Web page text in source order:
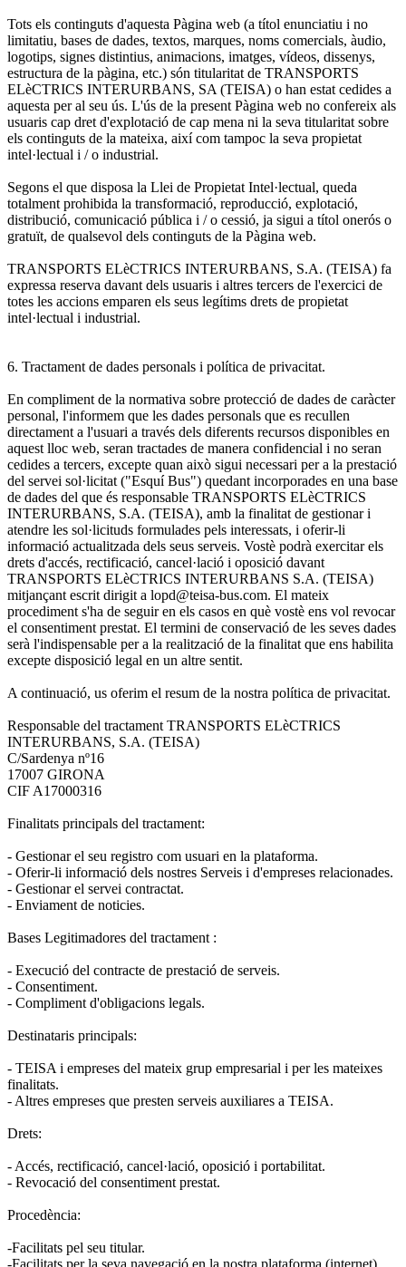
Tots els continguts d'aquesta Pàgina web (a títol enunciatiu i no
limitatiu, bases de dades, textos, marques, noms comercials, àudio,
logotips, signes distintius, animacions, imatges, vídeos, dissenys,
estructura de la pàgina, etc.) són titularitat de TRANSPORTS
ELèCTRICS INTERURBANS, SA (TEISA) o han estat cedides a
aquesta per al seu ús. L'ús de la present Pàgina web no confereix als
usuaris cap dret d'explotació de cap mena ni la seva titularitat sobre
els continguts de la mateixa, així com tampoc la seva propietat
intel·lectual i / o industrial.
Segons el que disposa la Llei de Propietat Intel·lectual, queda
totalment prohibida la transformació, reproducció, explotació,
distribució, comunicació pública i / o cessió, ja sigui a títol onerós o
gratuït, de qualsevol dels continguts de la Pàgina web.
TRANSPORTS ELèCTRICS INTERURBANS, S.A. (TEISA) fa
expressa reserva davant dels usuaris i altres tercers de l'exercici de
totes les accions emparen els seus legítims drets de propietat
intel·lectual i industrial.
6. Tractament de dades personals i política de privacitat.
En compliment de la normativa sobre protecció de dades de caràcter
personal, l'informem que les dades personals que es recullen
directament a l'usuari a través dels diferents recursos disponibles en
aquest lloc web, seran tractades de manera confidencial i no seran
cedides a tercers, excepte quan això sigui necessari per a la prestació
del servei sol·licitat ("Esquí Bus") quedant incorporades en una base
de dades del que és responsable TRANSPORTS ELèCTRICS
INTERURBANS, S.A. (TEISA), amb la finalitat de gestionar i
atendre les sol·licituds formulades pels interessats, i oferir-li
informació actualitzada dels seus serveis. Vostè podrà exercitar els
drets d'accés, rectificació, cancel·lació i oposició davant
TRANSPORTS ELèCTRICS INTERURBANS S.A. (TEISA)
mitjançant escrit dirigit a lopd@teisa-bus.com. El mateix
procediment s'ha de seguir en els casos en què vostè ens vol revocar
el consentiment prestat. El termini de conservació de les seves dades
serà l'indispensable per a la realització de la finalitat que ens habilita
excepte disposició legal en un altre sentit.
A continuació, us oferim el resum de la nostra política de privacitat.
Responsable del tractament TRANSPORTS ELèCTRICS
INTERURBANS, S.A. (TEISA)
C/Sardenya nº16
17007 GIRONA
CIF A17000316
Finalitats principals del tractament:
- Gestionar el seu registro com usuari en la plataforma.
- Oferir-li informació dels nostres Serveis i d'empreses relacionades.
- Gestionar el servei contractat.
- Enviament de noticies.
Bases Legitimadores del tractament :
- Execució del contracte de prestació de serveis.
- Consentiment.
- Compliment d'obligacions legals.
Destinataris principals:
- TEISA i empreses del mateix grup empresarial i per les mateixes
finalitats.
- Altres empreses que presten serveis auxiliares a TEISA.
Drets:
- Accés, rectificació, cancel·lació, oposició i portabilitat.
- Revocació del consentiment prestat.
Procedència:
-Facilitats pel seu titular.
-Facilitats per la seva navegació en la nostra plataforma (internet).